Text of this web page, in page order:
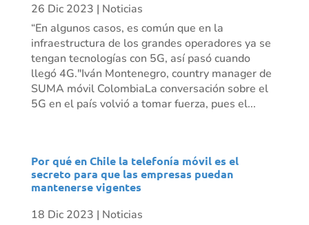
26 Dic 2023 | Noticias
“En algunos casos, es común que en la
infraestructura de los grandes operadores ya se
tengan tecnologías con 5G, así pasó cuando
llegó 4G."Iván Montenegro, country manager de
SUMA móvil ColombiaLa conversación sobre el
5G en el país volvió a tomar fuerza, pues el...
Por qué en Chile la telefonía móvil es el
secreto para que las empresas puedan
mantenerse vigentes
18 Dic 2023 | Noticias